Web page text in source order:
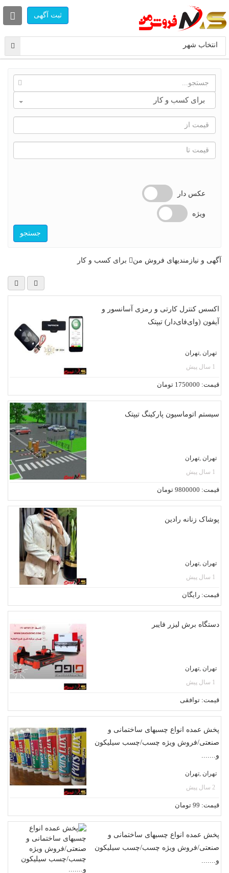
ثبت آگهی
انتخاب شهر
انتخاب
دسته
بندی
برای کسب و کار
عکس دار
ویژه
جستجو
آگهی و نیازمندیهای فروش من برای کسب و کار
اکسس کنترل کارتی و رمزی آسانسور و
آیفون (وای‌فای‌دار) تیپتک
تهران ,تهران
1 سال پیش
قیمت: 1750000 تومان
سیستم اتوماسیون پارکینگ تیپتک
تهران ,تهران
1 سال پیش
قیمت: 9800000 تومان
پوشاک زنانه رادین
تهران ,تهران
1 سال پیش
قیمت: رایگان
دستگاه برش لیزر فایبر
تهران ,تهران
1 سال پیش
قیمت: توافقی
پخش عمده انواع چسبهای ساختمانی و
صنعتی/فروش ویژه چسب/چسب سیلیکون
و.......
تهران ,تهران
2 سال پیش
قیمت: 99 تومان
پخش عمده انواع چسبهای ساختمانی و
صنعتی/فروش ویژه چسب/چسب سیلیکون
و.......